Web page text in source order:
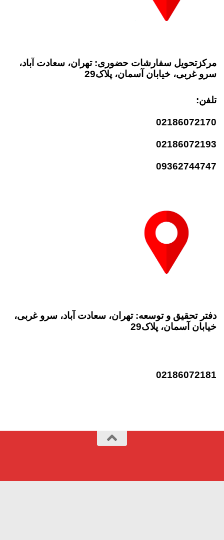
مرکزتحویل سفارشات حضوری: تهران، سعادت آباد،
سرو غربی، خیابان آسمان، پلاک29
تلفن:
02186072170
02186072193
09362744747
دفتر تحقیق و توسعه: تهران، سعادت آباد، سرو غربی،
خیابان آسمان، پلاک29
02186072181